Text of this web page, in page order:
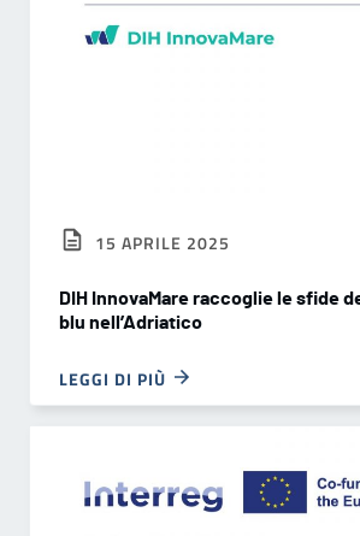
15 APRILE 2025
DIH InnovaMare raccoglie le sfide
blu nell’Adriatico
LEGGI DI PIÙ